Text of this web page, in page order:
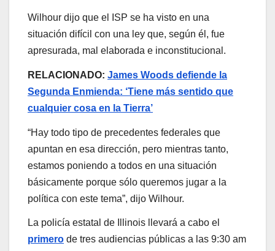
Wilhour dijo que el ISP se ha visto en una
situación difícil con una ley que, según él, fue
apresurada, mal elaborada e inconstitucional.
RELACIONADO: James Woods defiende la
Segunda Enmienda: ‘Tiene más sentido que
cualquier cosa en la Tierra’
“Hay todo tipo de precedentes federales que
apuntan en esa dirección, pero mientras tanto,
estamos poniendo a todos en una situación
básicamente porque sólo queremos jugar a la
política con este tema”, dijo Wilhour.
La policía estatal de Illinois llevará a cabo el
primero de tres audiencias públicas a las 9:30 am